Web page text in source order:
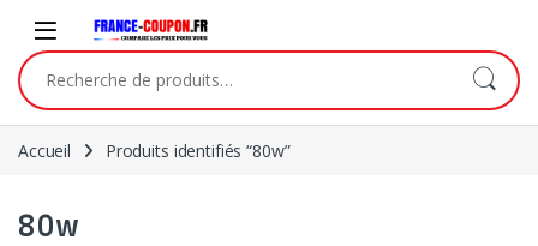
Recherche pour :
Accueil Produits identifiés “80w”
80w